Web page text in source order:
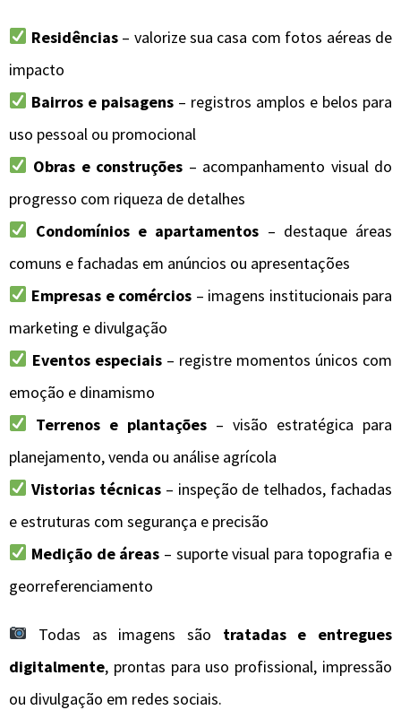
Residências– valorize sua casa com fotos aéreas de
impacto
Bairros e paisagens – registros amplos e belos para
uso pessoal ou promocional
Obras e construções – acompanhamento visual do
progresso com riqueza de detalhes
Condomínios e apartamentos – destaque áreas
comuns e fachadas em anúncios ou apresentações
Empresas e comércios – imagens institucionais para
marketing e divulgação
Eventos especiais– registre momentos únicos com
emoção e dinamismo
Terrenos e plantações – visão estratégica para
planejamento, venda ou análise agrícola
Vistorias técnicas – inspeção de telhados, fachadas
e estruturas com segurança e precisão
Medição de áreas – suporte visual para topografia e
georreferenciamento
Todas as imagens são tratadas e entregues
digitalmente, prontas para uso profissional, impressão
ou divulgação em redes sociais.